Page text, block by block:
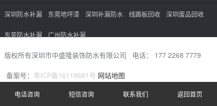
深圳防水补漏 东莞地坪漆 深圳补漏防水 线路板回收 深圳废品回收
东莞防水补漏 广州防水补漏
版权所有深圳市中盛隆装饰防水有限公司 电话： 177 2268 7779
备案号： 粤ICP备16118681号 网站地图
电话咨询 短信咨询 联系我们 返回首页